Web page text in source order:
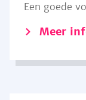
Een goede
Meer